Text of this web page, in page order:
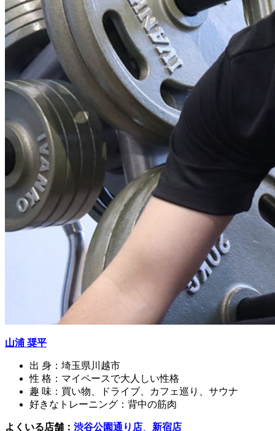
山浦 奨平
出 身 ：埼玉県川越市
性 格 ：マイペースで大人しい性格
趣 味 ：買い物、ドライブ、カフェ巡り、サウナ
好きなトレーニング ：背中の筋肉
よくいる店舗： 渋谷公園通り店 新宿店